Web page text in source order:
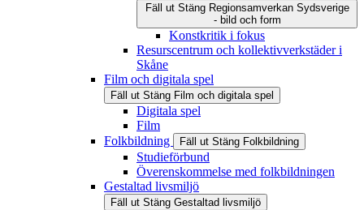
Fäll ut Stäng Regionsamverkan Sydsverige
- bild och form
Konstkritik i fokus
Resurscentrum och kollektivverkstäder i
Skåne
Film och digitala spel
Fäll ut Stäng Film och digitala spel
Digitala spel
Film
Folkbildning
Fäll ut Stäng Folkbildning
Studieförbund
Överenskommelse med folkbildningen
Gestaltad livsmiljö
Fäll ut Stäng Gestaltad livsmiljö